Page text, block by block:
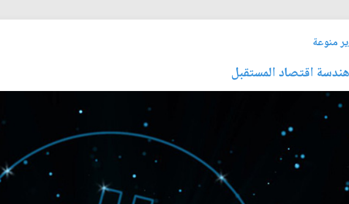
منوعة
اقتصاد المستقبل